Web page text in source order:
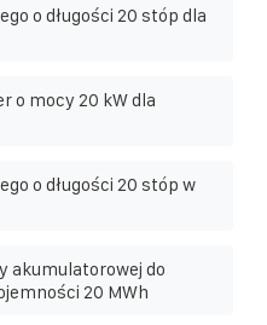
o długości 20 stóp dla
o mocy 20 kW dla
o długości 20 stóp w
akumulatorowej do
20 MWh